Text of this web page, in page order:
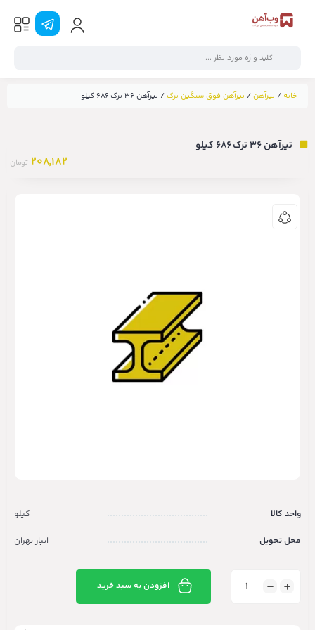
خانه / تیرآهن/ تیرآهن فوق سنگین ترک/ تیرآهن ۳۶ ترک ۶۸۶ کیلو
تیرآهن ۳۶ ترک ۶۸۶ کیلو
208,182 تومان
واحد کالا
کیلو
محل تحویل
انبار تهران
افزودن به سبد خرید